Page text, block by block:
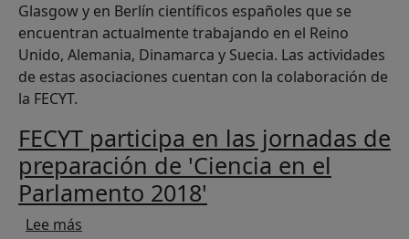
Glasgow y en Berlín científicos españoles que se
encuentran actualmente trabajando en el Reino
Unido, Alemania, Dinamarca y Suecia. Las actividades
de estas asociaciones cuentan con la colaboración de
la FECYT.
FECYT participa en las jornadas de
preparación de 'Ciencia en el
Parlamento 2018'
Lee más